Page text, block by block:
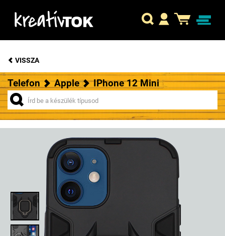
VISSZA
Telefon Apple IPhone 12 Mini